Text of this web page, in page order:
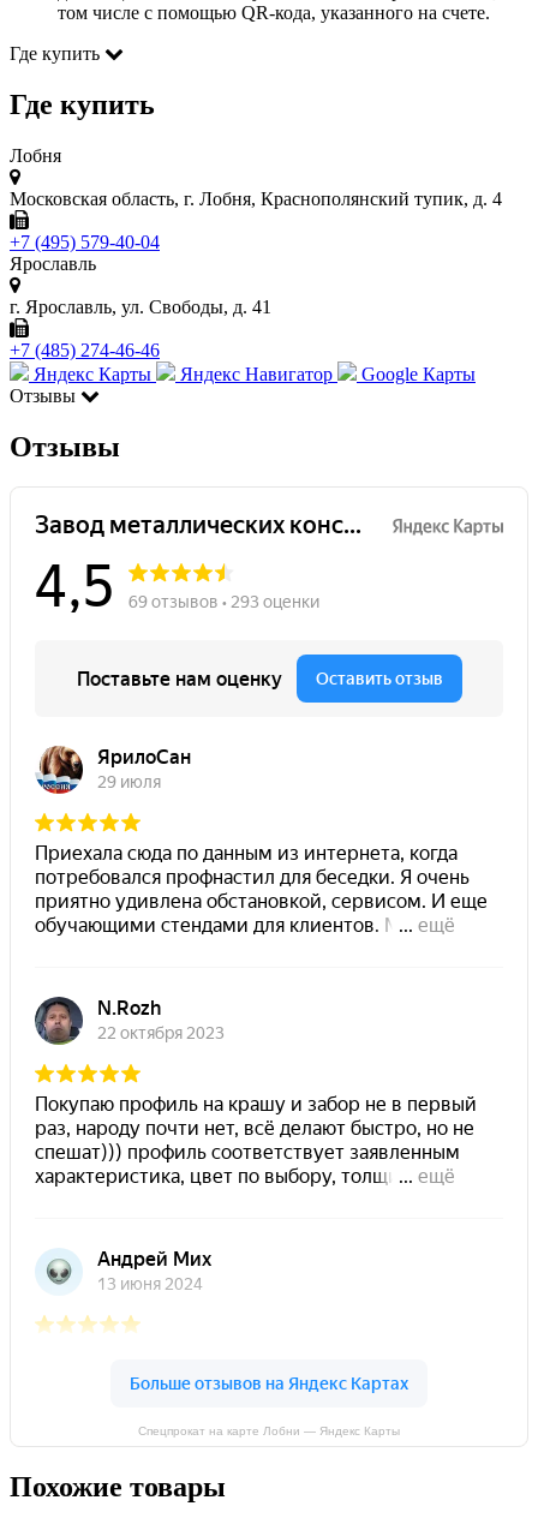
том числе с помощью QR-кода, указанного на счете.
Где купить
Где купить
Лобня
Московская область, г. Лобня, Краснополянский тупик, д. 4
+7 (495) 579-40-04
Ярославль
г. Ярославль, ул. Свободы, д. 41
+7 (485) 274-46-46
Яндекс Карты
Яндекс Навигатор
Google Карты
Отзывы
Отзывы
Спецпрокат на карте Лобни — Яндекс Карты
Похожие товары